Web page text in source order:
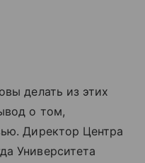
делать из этих
о том,
Директор Центра
Университета